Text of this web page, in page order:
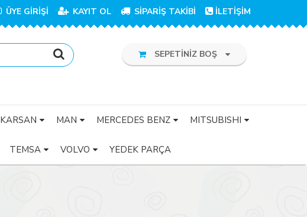
ÜYE GİRİŞİ KAYIT OL SİPARİŞ TAKİBİ İLETİŞİM
SEPETİNİZ BOŞ
KARSAN MAN MERCEDES BENZ MITSUBISHI
TEMSA VOLVO YEDEK PARÇA